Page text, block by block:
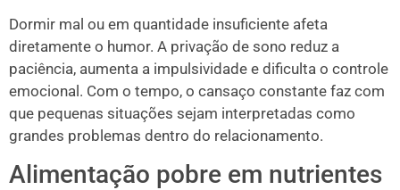
Dormir mal ou em quantidade insuficiente afeta
diretamente o humor. A privação de sono reduz a
paciência, aumenta a impulsividade e dificulta o controle
emocional. Com o tempo, o cansaço constante faz com
que pequenas situações sejam interpretadas como
grandes problemas dentro do relacionamento.
Alimentação pobre em nutrientes